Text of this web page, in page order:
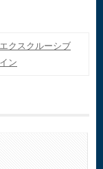
クスクルーシブ
ン